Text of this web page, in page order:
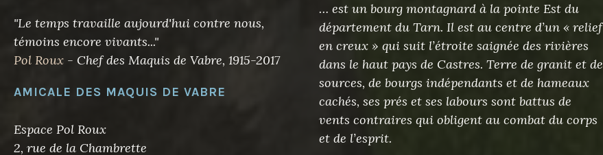
"Le temps travaille aujourd'hui contre nous,
témoins encore vivants..."
Pol Roux - Chef des Maquis de Vabre, 1915-2017
AMICALE DES MAQUIS DE VABRE
Espace Pol Roux
2, rue de la Chambrette
… est un bourg montagnard à la pointe Est du
département du Tarn. Il est au centre d’un « relief
en creux » qui suit l’étroite saignée des rivières
dans le haut pays de Castres. Terre de granit et de
sources, de bourgs indépendants et de hameaux
cachés, ses prés et ses labours sont battus de
vents contraires qui obligent au combat du corps
et de l’esprit.